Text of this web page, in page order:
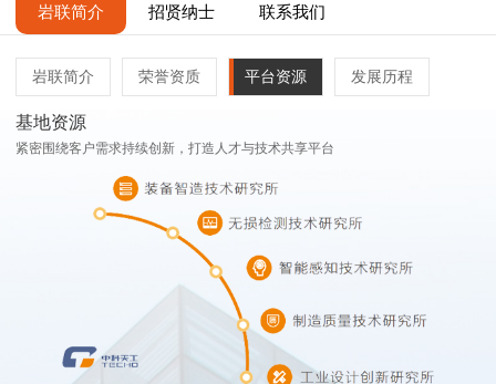
岩联简介 招贤纳士 联系我们
岩联简介 荣誉资质 平台资源 发展历程
基地资源
紧密围绕客户需求持续创新，打造人才与技术共享平台